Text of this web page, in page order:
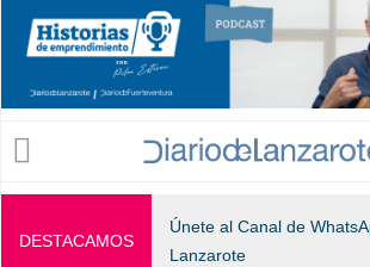
Jump to navigation
DESTACAMOS
Únete al Canal de
Lanzarote